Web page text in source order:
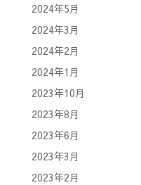
2024年5月
2024年3月
2024年2月
2024年1月
2023年10月
2023年8月
2023年6月
2023年3月
2023年2月